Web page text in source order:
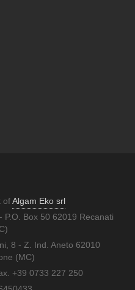
ofAlgam Eko srl
Box 50 62019 Recanati
8 - Z. Ind. Aneto 62010
(MC)
+39 0733 227 250